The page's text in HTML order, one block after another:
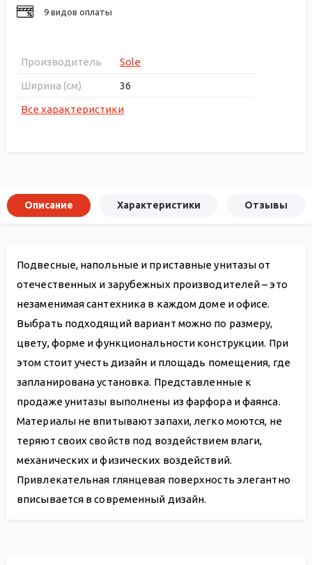
9 видов оплаты
Производитель
Sole
Ширина (см)
36
Все характеристики
Описание Характеристики Отзывы
Подвесные, напольные и приставные унитазы от
отечественных и зарубежных производителей – это
незаменимая сантехника в каждом доме и офисе.
Выбрать подходящий вариант можно по размеру,
цвету, форме и функциональности конструкции. При
этом стоит учесть дизайн и площадь помещения, где
запланирована установка. Представленные к
продаже унитазы выполнены из фарфора и фаянса.
Материалы не впитывают запахи, легко моются, не
теряют своих свойств под воздействием влаги,
механических и физических воздействий.
Привлекательная глянцевая поверхность элегантно
вписывается в современный дизайн.